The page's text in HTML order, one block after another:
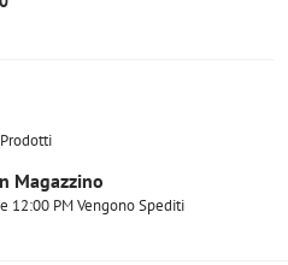
Magazzino
12:00 PM Vengono Spediti